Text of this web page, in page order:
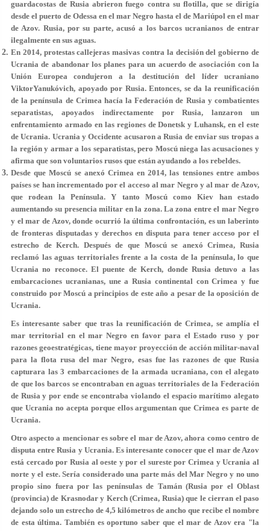
guardacostas de Rusia abrieron fuego contra su flotilla, que se dirigía
desde el puerto de Odessa en el mar Negro hasta el de Mariúpol en el mar
de Azov. Rusia, por su parte, acusó a los barcos ucranianos de entrar
ilegalmente en sus aguas.
En 2014, protestas callejeras masivas contra la decisión del gobierno de
Ucrania de abandonar los planes para un acuerdo de asociación con la
Unión Europea condujeron a la destitución del líder ucraniano
ViktorYanukóvich, apoyado por Rusia. Entonces, se da la reunificación
de la península de Crimea hacía la Federación de Rusia y combatientes
separatistas, apoyados indirectamente por Rusia, lanzaron un
enfrentamiento armado en las regiones de Donetsk y Luhansk, en el este
de Ucrania. Ucrania y Occidente acusaron a Rusia de enviar sus tropas a
la región y armar a los separatistas, pero Moscú niega las acusaciones y
afirma que son voluntarios rusos que están ayudando a los rebeldes.
Desde que Moscú se anexó Crimea en 2014, las tensiones entre ambos
países se han incrementado por el acceso al mar Negro y al mar de Azov,
que rodean la Península. Y tanto Moscú como Kiev han estado
aumentando su presencia militar en la zona. La zona entre el mar Negro
y el mar de Azov, donde ocurrió la última confrontación, es un laberinto
de fronteras disputadas y derechos en disputa para tener acceso por el
estrecho de Kerch. Después de que Moscú se anexó Crimea, Rusia
reclamó las aguas territoriales frente a la costa de la península, lo que
Ucrania no reconoce. El puente de Kerch, donde Rusia detuvo a las
embarcaciones ucranianas, une a Rusia continental con Crimea y fue
construido por Moscú a principios de este año a pesar de la oposición de
Ucrania.
Es interesante saber que tras la reunificación de Crimea, se amplía el
mar territorial en el mar Negro en favor para el Estado ruso y por
razones geoestratégicas, tiene mayor proyección de acción militar-naval
para la flota rusa del mar Negro, esas fue las razones de que Rusia
capturara las 3 embarcaciones de la armada ucraniana, con el alegato
de que los barcos se encontraban en aguas territoriales de la Federación
de Rusia y por ende se encontraba violando el espacio marítimo alegato
que Ucrania no acepta porque ellos argumentan que Crimea es parte de
Ucrania.
Otro aspecto a mencionar es sobre el mar de Azov, ahora como centro de
disputa entre Rusia y Ucrania. Es interesante conocer que el mar de Azov
está cercado por Rusia al oeste y por el sureste por Crimea y Ucrania al
norte y el este. Sería considerado una parte más del Mar Negro y no uno
propio sino fuera por las penínsulas de Tamán (Rusia por el Oblast
(provincia) de Krasnodar y Kerch (Crimea, Rusia) que le cierran el paso
dejando solo un estrecho de 4,5 kilómetros de ancho que recibe el nombre
de esta última. También es oportuno saber que el mar de Azov era "la